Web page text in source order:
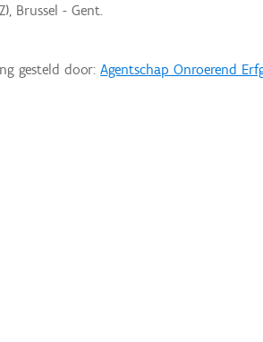
Brussel - Gent.
gesteld door:Agentschap Onroerend